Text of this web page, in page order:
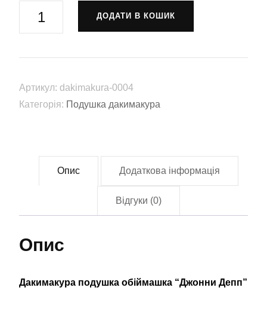
подушка
"Джонни
(dakimakura-
0004)
ДОДАТИ В КОШИК
Артикул: dakimakura-0004
Категорія: Подушка дакимакура
Опис Додаткова інформація
Відгуки (0)
Опис
Дакимакура подушка обіймашка “Джонни Депп”